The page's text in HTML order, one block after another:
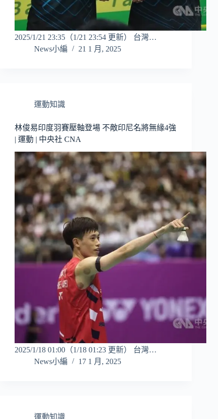
2025/1/21 23:35（1/21 23:54 更新） 台灣…
News小編
21 1 月, 2025
運動知識
林俊易印度羽賽壓軸登場 不敵印尼名將無緣4強
| 運動 | 中央社 CNA
2025/1/18 01:00（1/18 01:23 更新） 台灣…
News小編
17 1 月, 2025
運動知識